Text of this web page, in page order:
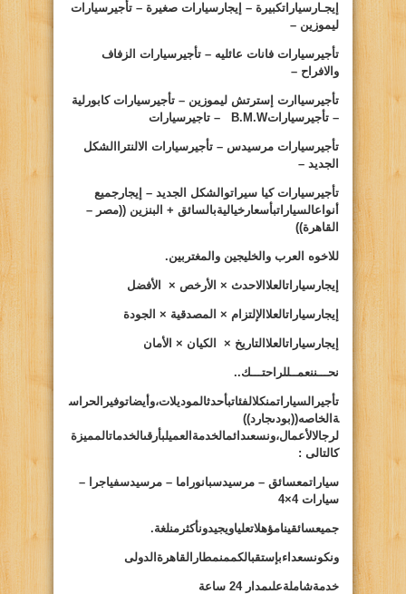
إيجـارسياراتكبيرة – إيجارسيارات صغيرة – تأجيرسيارات
ليموزين –
تأجيرسيارات فانات عائليه – تأجيرسيارات الزفاف
والافراح –
تأجيرسياارت إسترتش ليموزين – تأجيرسيارات كابورلية
– تأجيرسياراتB.M.W – تاجيرسيارات
تأجيرسيارات مرسيدس – تأجيرسيارات الالنتراالشكل
الجديد –
تأجيرسيارات كيا سيراتوالشكل الجديد – إيجارجميع
أنواعالسياراتبأسعارخياليةبالسائق + البنزين ((مصر –
القاهرة))
للاخوه العرب والخليجين والمغتربين.
إيجارسياراتالعلا الاحدث × الأرخص × الأفضل
إيجارسياراتالعلا الإلتزام × المصدقية × الجودة
إيجارسياراتالعلا التاريخ × الكيان × الأمان
نحـــننعمــللراحتـــك..
تأجيرالسياراتمنكلالفئاتبأحدثالموديلات،وأيضاتوفيرالحراس
ةالخاصه((بودىجارد))
لرجالالأعمال،ونسعىدائمالخدمةالعميلبأرقىالخدماتالمميزة
كالتالى :
سياراتمعسائق – مرسيدسبانوراما – مرسيدسفياجرا –
سيارات 4×4
جميعسائقينامؤهلاتعلياويجيدونأكثرمنلغة.
ونكونسعداءبإستقبالكممنمطارالقاهرةالدولى
خدمةشاملةعلىمدار 24 ساعة